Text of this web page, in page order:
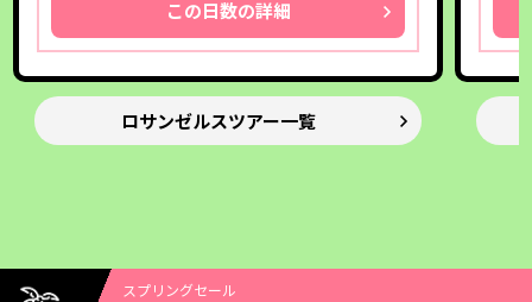
この日数の詳細
ロサンゼルスツアー一覧
スプリングセール